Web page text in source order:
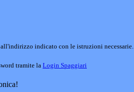
indicato con le istruzioni necessarie.
tramite la Login Spaggiari